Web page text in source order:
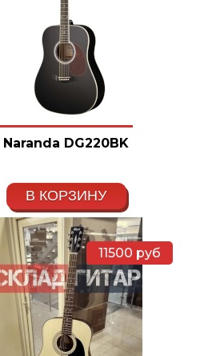
Naranda DG220BK
В КОРЗИНУ
11500 руб